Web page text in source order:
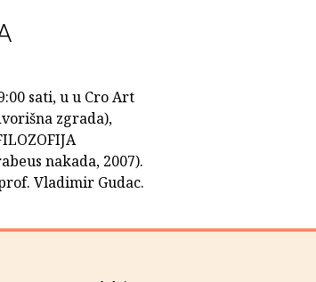
sati, u u Cro Art
zgrada),
nakada, 2007).
Vladimir Gudac.